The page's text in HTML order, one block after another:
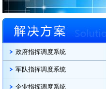
政府指挥调度系统
军队指挥调度系统
企业指挥调度系统